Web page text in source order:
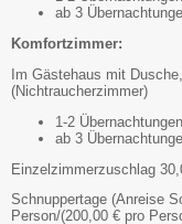
ab 3
Komfortzimmer:
Im Gästehaus mit
(Nichtraucherzimmer)
1-2
ab 3
Einzelzimmerzuschlag
Schnuppertage (Anreise
Person/(200,00 € pro